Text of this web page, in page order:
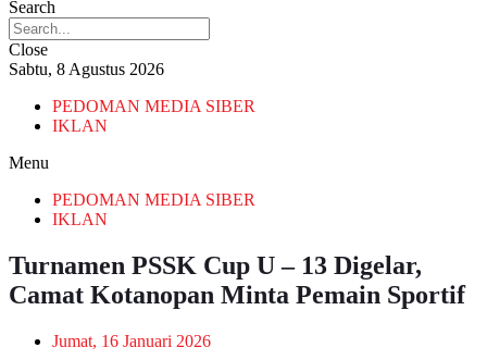
Search
Close
Sabtu, 8 Agustus 2026
PEDOMAN MEDIA SIBER
IKLAN
Menu
PEDOMAN MEDIA SIBER
IKLAN
Turnamen PSSK Cup U – 13 Digelar,
Camat Kotanopan Minta Pemain Sportif
Jumat, 16 Januari 2026